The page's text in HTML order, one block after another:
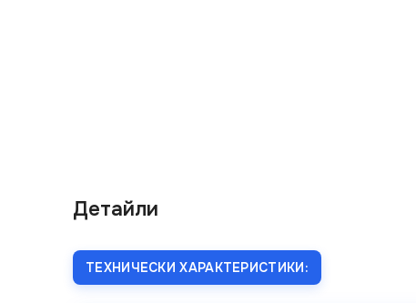
Детайли
ТЕХНИЧЕСКИ ХАРАКТЕРИСТИКИ: